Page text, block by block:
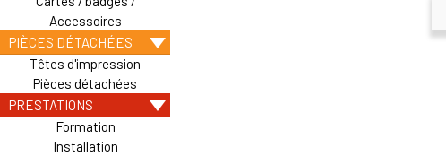
Accessoires
PIÈCES DÉTACHÉES
Têtes d'impression
Pièces détachées
PRESTATIONS
Formation
Installation